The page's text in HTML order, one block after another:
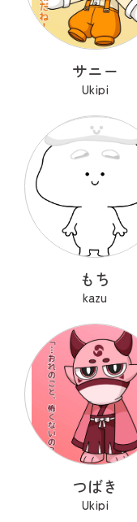
サニー
Ukipi
もち
kazu
つばき
Ukipi